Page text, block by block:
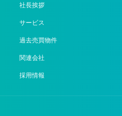
社長挨拶
サービス
過去売買物件
関連会社
採用情報